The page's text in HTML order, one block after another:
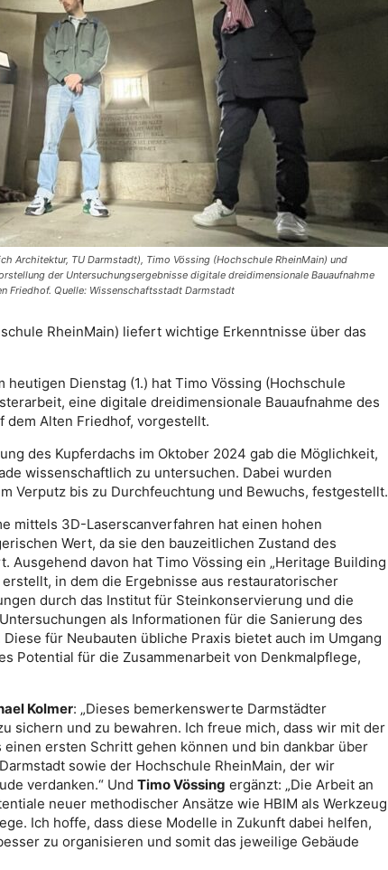
Architektur, TU Darmstadt), Timo Vössing (Hochschule RheinMain) und
der Untersuchungsergebnisse digitale dreidimensionale Bauaufnahme
Friedhof. Quelle: Wissenschaftsstadt Darmstadt
RheinMain) liefert wichtige Erkenntnisse über das
Dienstag (1.) hat Timo Vössing (Hochschule
eine digitale dreidimensionale Bauaufnahme des
dem Alten Friedhof, vorgestellt.
des Kupferdachs im Oktober 2024 gab die Möglichkeit,
wissenschaftlich zu untersuchen. Dabei wurden
Verputz bis zu Durchfeuchtung und Bewuchs, festgestellt.
mittels 3D-Laserscanverfahren hat einen hohen
Wert, da sie den bauzeitlichen Zustand des
Ausgehend davon hat Timo Vössing ein „Heritage Building
in dem die Ergebnisse aus restauratorischer
durch das Institut für Steinkonservierung und die
als Informationen für die Sanierung des
für Neubauten übliche Praxis bietet auch im Umgang
Potential für die Zusammenarbeit von Denkmalpflege,
Kolmer: „Dieses bemerkenswerte Darmstädter
sichern und zu bewahren. Ich freue mich, dass wir mit der
einen ersten Schritt gehen können und bin dankbar über
sowie der Hochschule RheinMain, der wir
verdanken.“ Und Timo Vössing ergänzt: „Die Arbeit an
neuer methodischer Ansätze wie HBIM als Werkzeug
Ich hoffe, dass diese Modelle in Zukunft dabei helfen,
zu organisieren und somit das jeweilige Gebäude